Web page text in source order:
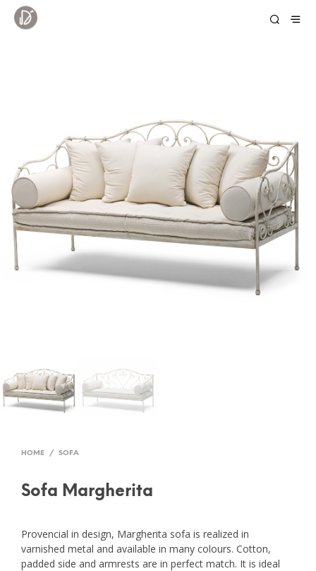
HOME / SOFA
Sofa Margherita
Provencial in design, Margherita sofa is realized in
varnished metal and available in many colours. Cotton,
padded side and armrests are in perfect match. It is ideal